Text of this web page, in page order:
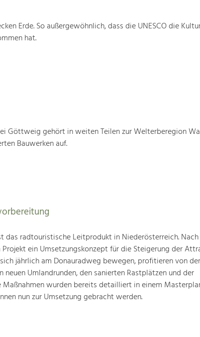
Erde. So außergewöhnlich, dass die UNESCO die
hat.
Göttweig gehört in weiten Teilen zur Welterberegion
Bauwerken auf.
das radtouristische Leitprodukt in Niederösterreich. Nach
ein Umsetzungskonzept für die Steigerung der
jährlich am Donauradweg bewegen, profitieren von
Umlandrunden, den sanierten Rastplätzen und der
wurden bereits detailliert in einem
nun zur Umsetzung gebracht werden.